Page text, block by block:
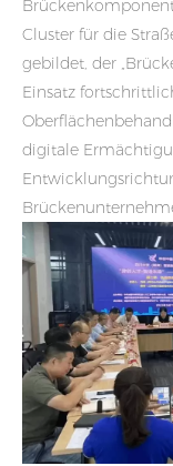
Cluster für die
gebildet, der
Einsatz
digitale